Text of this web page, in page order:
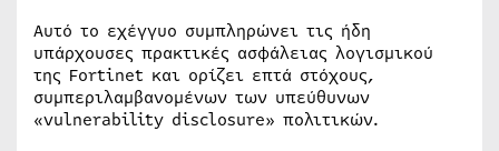
Αυτό το εχέγγυο συμπληρώνει τις ήδη
υπάρχουσες πρακτικές ασφάλειας λογισμικού
της Fortinet και ορίζει επτά στόχους,
συμπεριλαμβανομένων των υπεύθυνων
«vulnerability disclosure» πολιτικών.